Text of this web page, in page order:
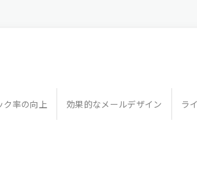
ク率の向上 効果的なメールデザイン ラ